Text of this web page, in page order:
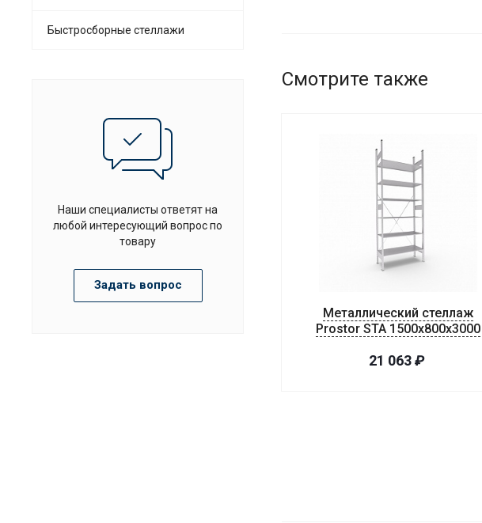
Смотрите также
Металлический стеллаж
Prostor STA 1500х800х3000
21 063₽
Быстросборные стеллажи
Наши специалисты ответят на
любой интересующий вопрос по
товару
Задать вопрос